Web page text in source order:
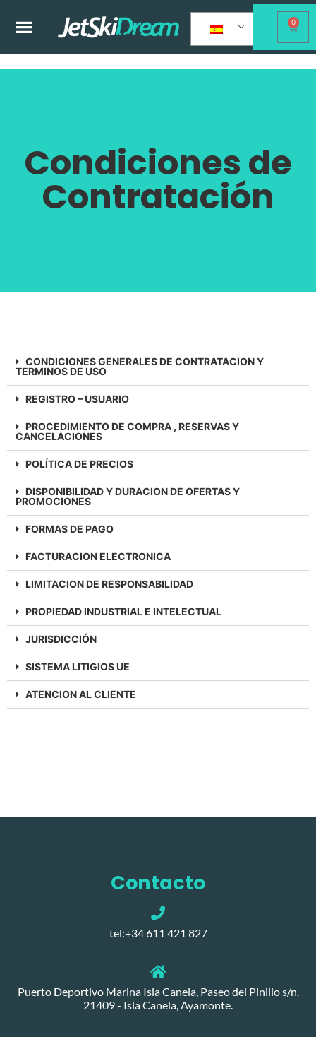
0
Condiciones de
Contratación
CONDICIONES GENERALES DE CONTRATACION Y
TERMINOS DE USO
REGISTRO – USUARIO
PROCEDIMIENTO DE COMPRA , RESERVAS Y
CANCELACIONES
POLÍTICA DE PRECIOS
DISPONIBILIDAD Y DURACION DE OFERTAS Y
PROMOCIONES
FORMAS DE PAGO
FACTURACION ELECTRONICA
LIMITACION DE RESPONSABILIDAD
PROPIEDAD INDUSTRIAL E INTELECTUAL
JURISDICCIÓN
SISTEMA LITIGIOS UE
ATENCION AL CLIENTE
Contacto
tel:+34 611 421 827
Puerto Deportivo Marina Isla Canela, Paseo del Pinillo s/n.
21409 - Isla Canela, Ayamonte.